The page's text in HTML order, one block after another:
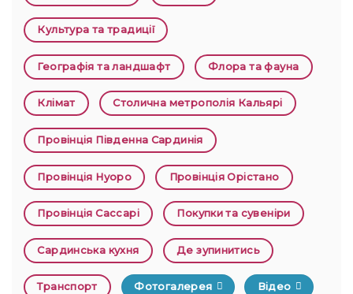
Культура та традиції
Географія та ландшафт Флора та фауна
Клімат Столична метрополія Кальярі
Провінція Південна Сардинія
Провінція Нуоро Провінція Орістано
Провінція Сассарі Покупки та сувеніри
Сардинська кухня Де зупинитись
Транспорт Фотогалерея Відео